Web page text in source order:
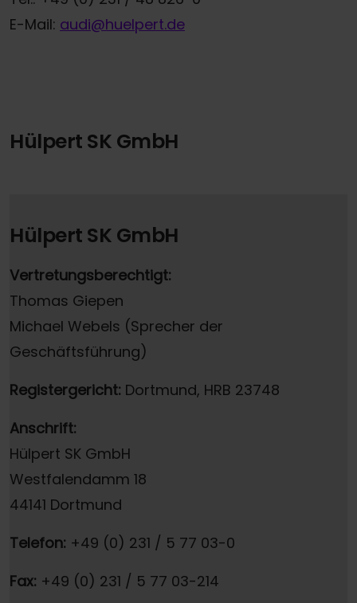
E-Mail: audi@huelpert.de
Hülpert SK GmbH
Hülpert SK GmbH
Vertretungsberechtigt:
Thomas Giepen
Michael Webels (Sprecher der
Geschäftsführung)
Registergericht: Dortmund, HRB 23748
Anschrift:
Hülpert SK GmbH
Westfalendamm 18
44141 Dortmund
Telefon: +49 (0) 231 / 5 77 03-0
Fax: +49 (0) 231 / 5 77 03-214